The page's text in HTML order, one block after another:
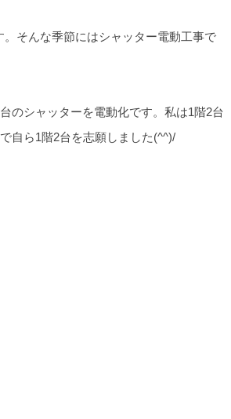
そんな季節にはシャッター電動工事で
のシャッターを電動化です。私は1階2台
自ら1階2台を志願しました(^^)/